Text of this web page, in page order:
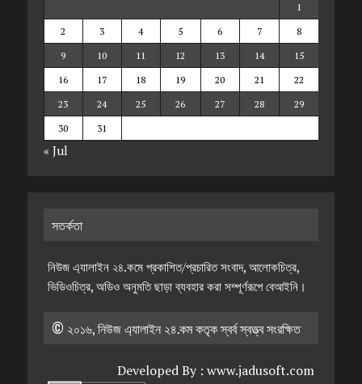
1
2
3 4 5 6 7
8
9
10 11 12 13 14
15
16
17 18 19 20 21
22
23
24 25 26 27 28
29
30
31
« Jul
সতর্কতা
নিউজ এ্যালাইন ২৪.কমে প্রকাশিত/প্রচারিত সংবাদ, আলোকচিত্র,
ভিডিওচিত্র, অডিও অনুমতি ছাড়া ব্যবহার করা সম্পূর্ণরূপে বেআইনি।
© ২০১৬, নিউজ এ্যালাইন ২৪.কম কতৃক স্বর্ব স্বত্ত্ব সংরক্ষিত
Developed By :www.jadusoft.com